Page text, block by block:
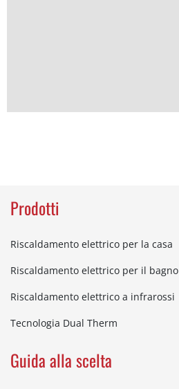
Prodotti
Riscaldamento elettrico per la casa
Riscaldamento elettrico per il bagno
Riscaldamento elettrico a infrarossi
Tecnologia Dual Therm
Guida alla scelta